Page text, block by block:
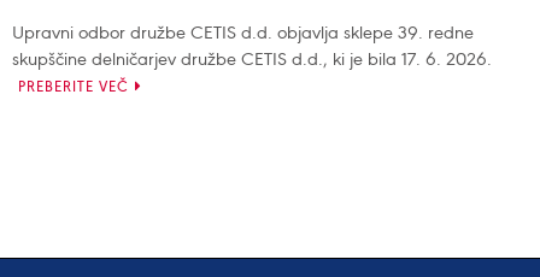
Upravni odbor družbe CETIS d.d. objavlja sklepe 39. redne
skupščine delničarjev družbe CETIS d.d., ki je bila 17. 6. 2026.
PREBERITE VEČ